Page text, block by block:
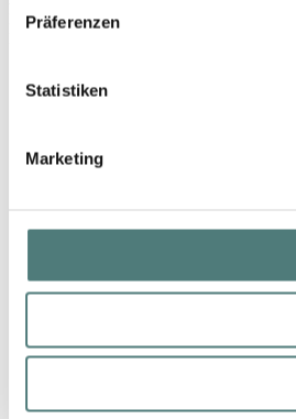
Präferenzen
Statistiken
Marketing
Eye Brow Designer
1 g (12,95 € / 1 g)